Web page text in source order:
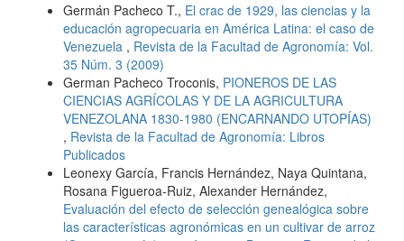
Germán Pacheco T., El crac de 1929, las ciencias y la
educación agropecuaria en América Latina: el caso de
Venezuela , Revista de la Facultad de Agronomía: Vol.
35 Núm. 3 (2009)
German Pacheco Troconis, PIONEROS DE LAS
CIENCIAS AGRÍCOLAS Y DE LA AGRICULTURA
VENEZOLANA 1830-1980 (ENCARNANDO UTOPÍAS)
, Revista de la Facultad de Agronomía: Libros
Publicados
Leonexy García, Francis Hernández, Naya Quintana,
Rosana Figueroa-Ruiz, Alexander Hernández,
Evaluación del efecto de selección genealógica sobre
las características agronómicas en un cultivar de arroz